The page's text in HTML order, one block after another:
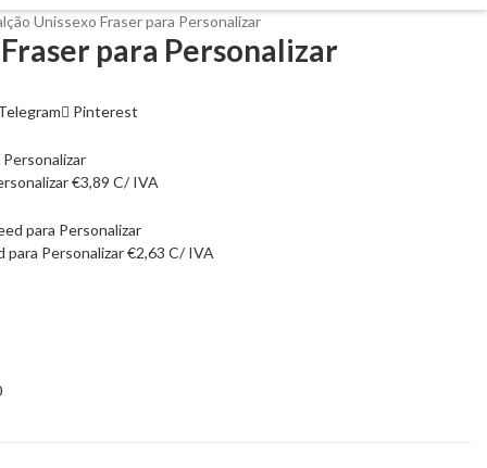
Unissexo Fraser para Personalizar
para Personalizar
Pinterest
€3,89 C/ IVA
para Personalizar€2,63 C/ IVA